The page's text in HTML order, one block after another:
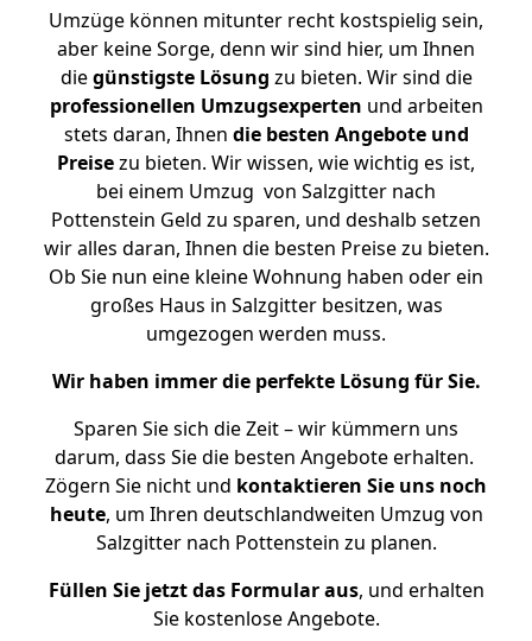
Umzüge können mitunter recht kostspielig sein,
aber keine Sorge, denn wir sind hier, um Ihnen
diegünstigste Lösung zu bieten. Wir sind die
professionellen Umzugsexperten und arbeiten
stets daran, Ihnen die besten Angebote und
Preisezu bieten. Wir wissen, wie wichtig es ist,
bei einem Umzug von Salzgitter nach
Pottenstein Geld zu sparen, und deshalb setzen
wir alles daran, Ihnen die besten Preise zu bieten.
Ob Sie nun eine kleine Wohnung haben oder ein
großes Haus in Salzgitter besitzen, was
umgezogen werden muss.
Wir haben immer die perfekte Lösung für Sie.
Sparen Sie sich die Zeit – wir kümmern uns
darum, dass Sie die besten Angebote erhalten.
Zögern Sie nicht und kontaktieren Sie uns noch
heute, um Ihren deutschlandweiten Umzug von
Salzgitter nach Pottenstein zu planen.
Füllen Sie jetzt das Formular aus, und erhalten
Sie kostenlose Angebote.